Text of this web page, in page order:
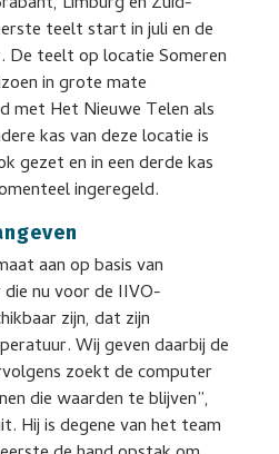
teelt start in juli en de
De teelt op locatie Someren
in grote mate
met Het Nieuwe Telen als
kas van deze locatie is
gezet en in een derde kas
ingeregeld.
aan op basis van
nu voor de IIVO-
zijn, dat zijn
Wij geven daarbij de
zoekt de computer
die waarden te blijven”,
Hij is degene van het team